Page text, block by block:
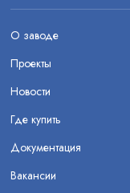
О заводе
Проекты
Новости
Где купить
Документация
Вакансии